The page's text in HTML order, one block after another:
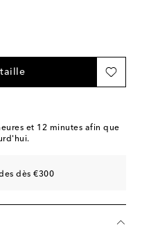
taille
et 12 minutes afin que
dès €300